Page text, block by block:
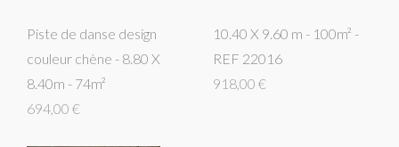
Piste de danse design
couleur chène - 8.80 X
8.40m - 74m²
694,00 €
10.40 X 9.60 m - 100m² -
REF 22016
918,00 €